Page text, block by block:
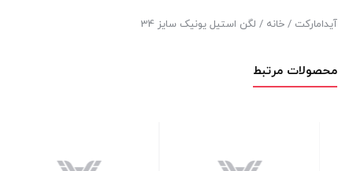
آیدامارکت / خانه / لگن استيل يونيک سايز 34
محصولات مرتبط